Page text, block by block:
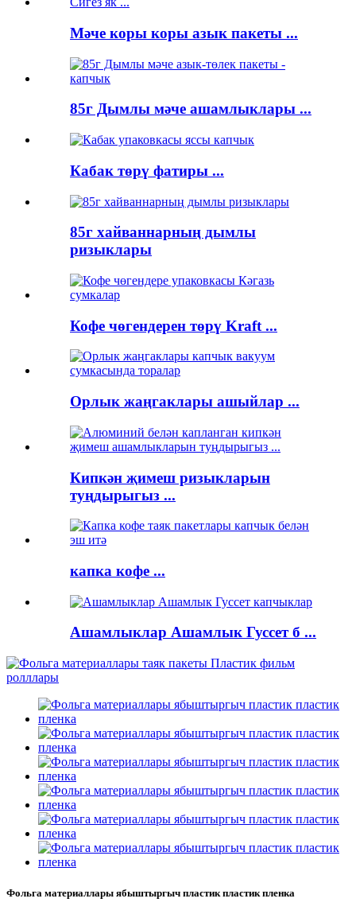
Мәче коры коры азык пакеты ...
85г Дымлы мәче ашамлыклары ...
Кабак төрү фатиры ...
85г хайваннарның дымлы
ризыклары
Кофе чөгендерен төрү Kraft ...
Орлык жаңгаклары ашыйлар ...
Кипкән җимеш ризыкларын
туңдырыгыз ...
капка кофе ...
Ашамлыклар Ашамлык Гуссет б ...
Фольга материаллары ябыштыргыч пластик пластик пленка